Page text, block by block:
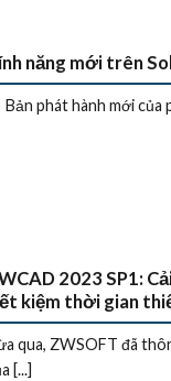
năng mới trên
phát hành mới của
2023 SP1:
kiệm thời gian
qua, ZWSOFT đã
[...]